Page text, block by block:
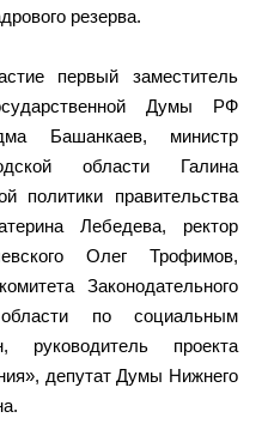
резерва.
первый заместитель
Думы РФ
Башанкаев, министр
области Галина
политики правительства
Лебедева, ректор
Олег Трофимов,
Законодательного
по социальным
руководитель проекта
депутат Думы Нижнего